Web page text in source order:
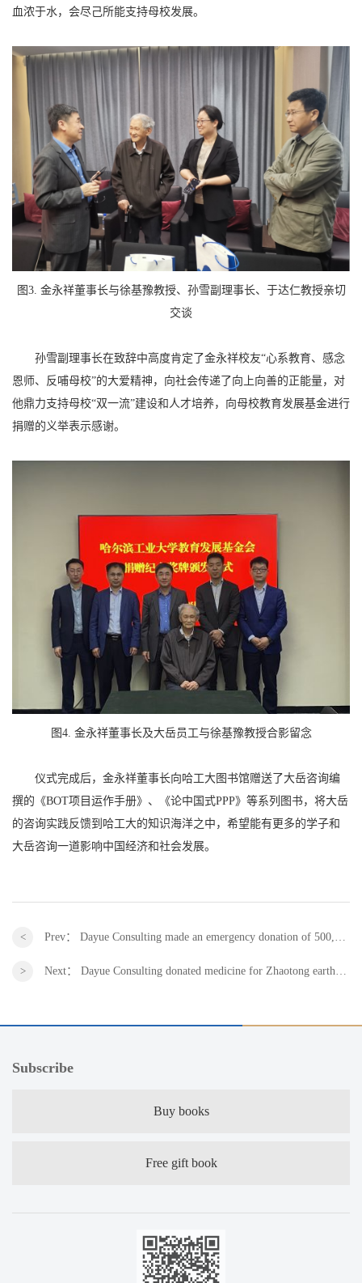
血浓于水，会尽己所能支持母校发展。
图3. 金永祥董事长与徐基豫教授、孙雪副理事长、于达仁教授亲切
交谈
孙雪副理事长在致辞中高度肯定了金永祥校友“心系教育、感念
恩师、反哺母校”的大爱精神，向社会传递了向上向善的正能量，对
他鼎力支持母校“双一流”建设和人才培养，向母校教育发展基金进行
捐赠的义举表示感谢。
图4. 金永祥董事长及大岳员工与徐基豫教授合影留念
仪式完成后，金永祥董事长向哈工大图书馆赠送了大岳咨询编
撰的《BOT项目运作手册》、《论中国式PPP》等系列图书，将大岳
的咨询实践反馈到哈工大的知识海洋之中，希望能有更多的学子和
大岳咨询一道影响中国经济和社会发展。
Prev： Dayue Consulting made an emergency donation of 500,000 yuan to support flood-fighting and disaster relief in Henan
Next： Dayue Consulting donated medicine for Zhaotong earthquake disaster-stricken area in Yunnan
Subscribe
Buy books
Free gift book